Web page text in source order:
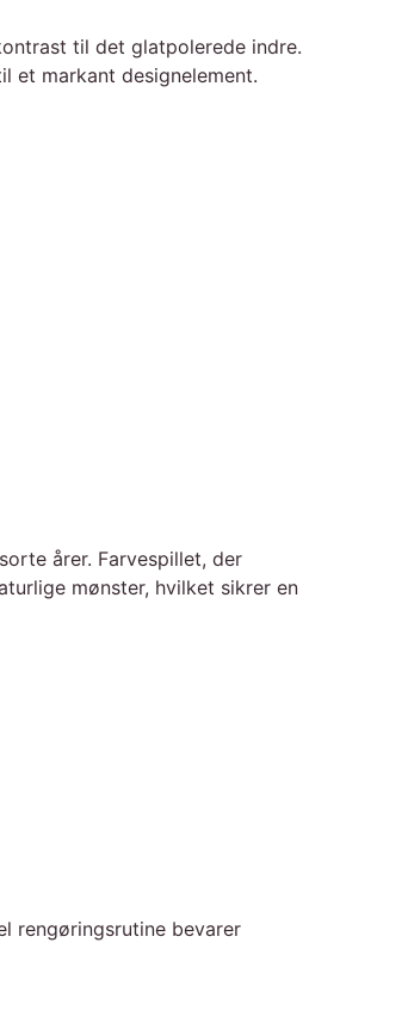
til det glatpolerede indre.
et markant designelement.
årer. Farvespillet, der
mønster, hvilket sikrer en
rengøringsrutine bevarer